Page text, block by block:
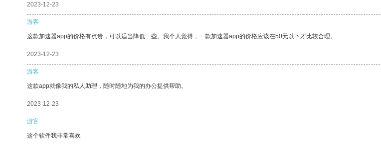
2023-12-23
游客
这款加速器app的价格有点贵，可以适当降低一些。我个人觉得，一款加速器app的价格应该在50元以下才比较合理。
2023-12-23
游客
这款app就像我的私人助理，随时随地为我的办公提供帮助。
2023-12-23
游客
这个软件我非常喜欢